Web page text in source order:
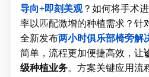
导向+即刻美观？如何将手术
率以匹配激增的种植需求？针
全新发布两小时俱乐部椅旁解
简单，流程更加便捷高效，让
级种植业务。方案关键应用流